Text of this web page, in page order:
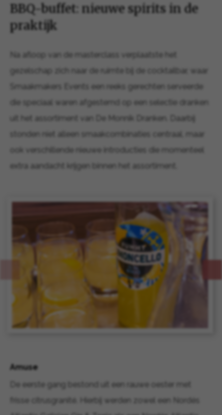
BBQ-buffet: nieuwe spirits in de
praktijk
Na afloop van de masterclass verplaatste het
gezelschap zich naar de ruimte bij de cocktailbar, waar
Smaakmakers Events een reeks gerechten serveerde
die speciaal waren afgestemd op een selectie dranken
uit het assortiment van De Monnik Dranken. Daarbij
stonden niet alleen smaakcombinaties centraal, maar
ook verschillende nieuwe introducties die momenteel
extra aandacht krijgen binnen het assortiment.
Amuse
De eerste gang bestond uit een rauwe oester met
frisse citrusgranité. Hierbij werden zowel een Nordés